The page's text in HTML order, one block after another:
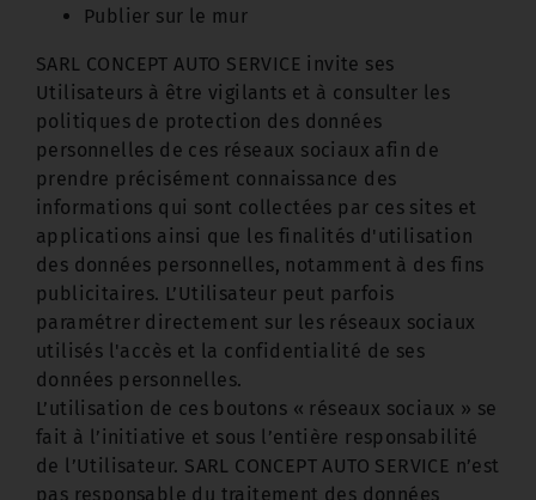
Publier sur le mur
SARL CONCEPT AUTO SERVICE invite ses
Utilisateurs à être vigilants et à consulter les
politiques de protection des données
personnelles de ces réseaux sociaux afin de
prendre précisément connaissance des
informations qui sont collectées par ces sites et
applications ainsi que les finalités d'utilisation
des données personnelles, notamment à des fins
publicitaires. L’Utilisateur peut parfois
paramétrer directement sur les réseaux sociaux
utilisés l'accès et la confidentialité de ses
données personnelles.
L’utilisation de ces boutons « réseaux sociaux » se
fait à l’initiative et sous l’entière responsabilité
de l’Utilisateur. SARL CONCEPT AUTO SERVICE n’est
pas responsable du traitement des données